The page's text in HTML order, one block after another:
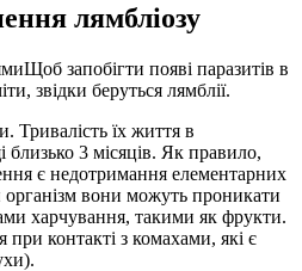
лямбліозу
Щоб запобігти появі паразитів в
звідки беруться лямблії.
Тривалість їх життя в
3 місяців. Як правило,
є недотримання елементарних
організм вони можуть проникати
харчування, такими як фрукти.
при контакті з комахами, які є